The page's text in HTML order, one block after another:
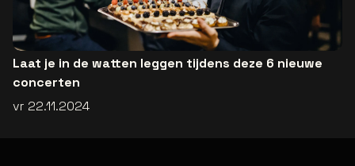
Laat je in de watten leggen tijdens deze 6 nieuwe
concerten
vr 22.11.2024